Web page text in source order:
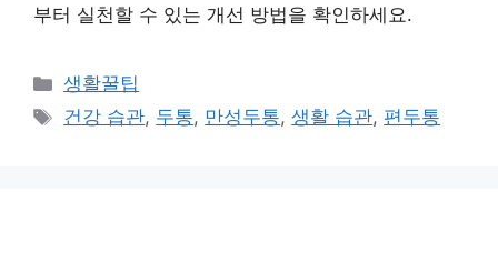
부터 실천할 수 있는 개선 방법을 확인하세요.
카
테
생활꿀팁
태
건강 습관, 두통, 만성두통,생활 습관, 편두통